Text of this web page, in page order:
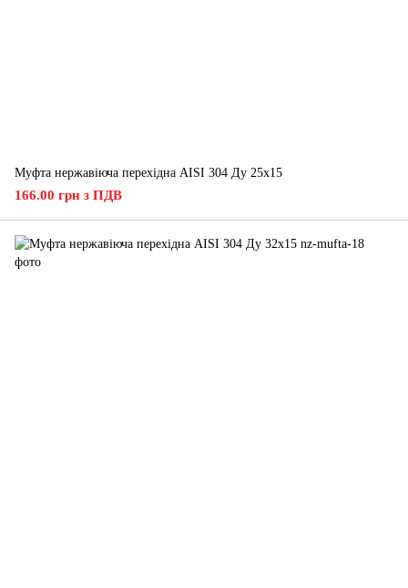
Муфта нержавіюча перехідна AISI 304 Ду 25х15
166.00 грн з ПДВ